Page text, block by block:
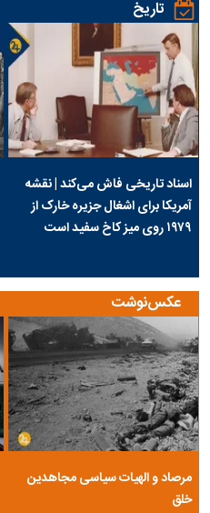
تاریخ
اسناد تاریخی فاش می‌کند | نقشه
آمریکا برای اشغال جزیره خارک از
۱۹۷۹ روی میز کاخ سفید است
عکس‌نوشت
مرصاد و الهیات سیاسی مجاهدین
خلق